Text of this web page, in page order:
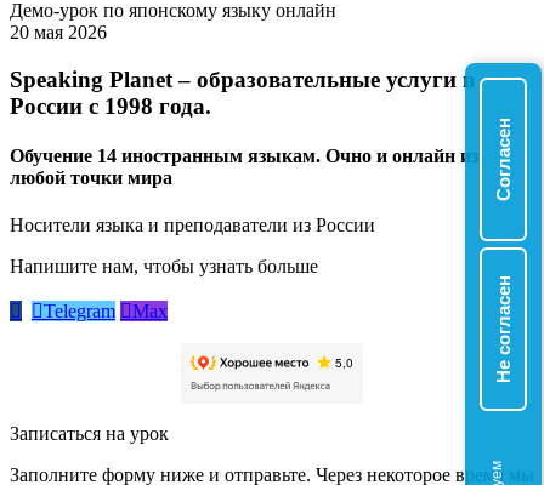
Не согласен
Согласен
Демо-урок по японскому языку онлайн
20 мая 2026
Speaking Planet – образовательные услуги в
России с 1998 года.
Обучение 14 иностранным языкам. Очно и онлайн из
любой точки мира
Носители языка и преподаватели из России
Напишите нам, чтобы узнать больше
 Telegram Max
Записаться на урок
Заполните форму ниже и отправьте. Через некоторое время мы